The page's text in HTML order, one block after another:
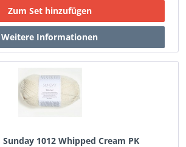
Sunday 1012 Whipped Cream PK